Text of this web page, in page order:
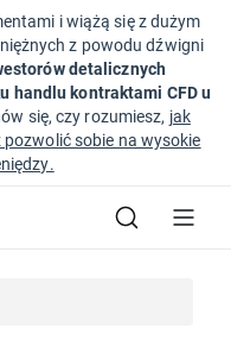
i wiążą się z dużym
z powodu dźwigni
detalicznych
handlu kontraktami CFD u
się, czy rozumiesz, jak
sobie na wysokie